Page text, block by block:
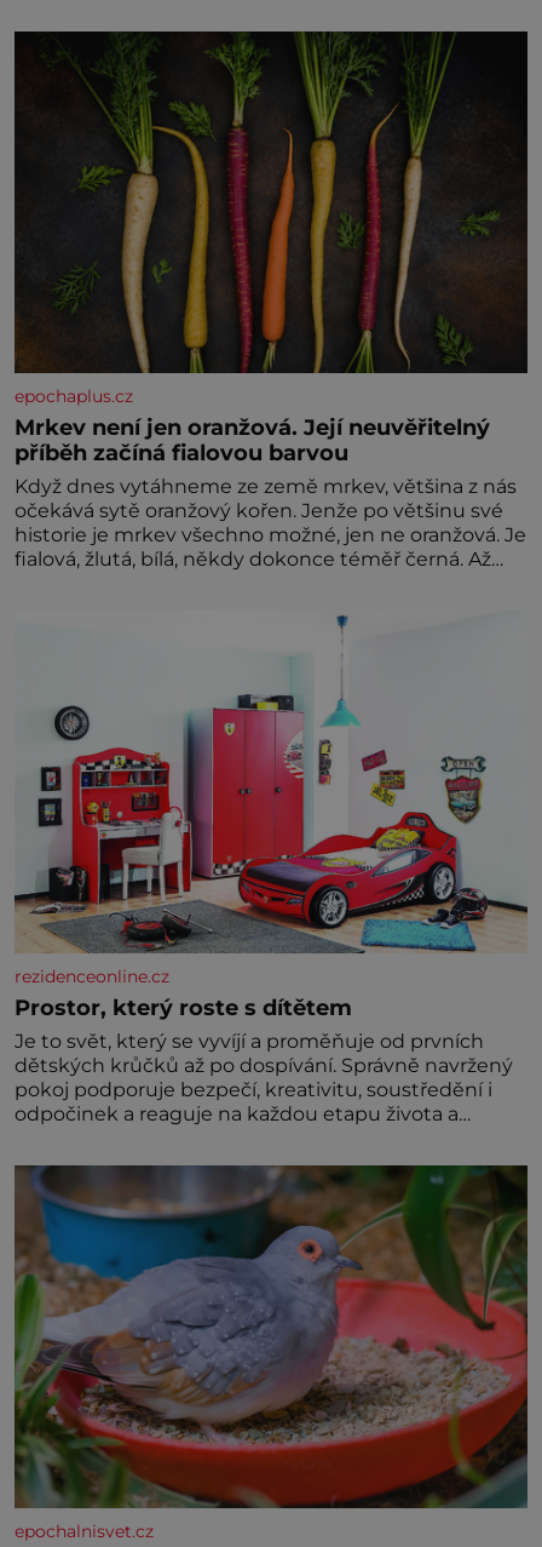
zaopatřený mladý muž. Manželství nám oběma moc
nesvědčilo, brzy jsme zjistili, že
epochaplus.cz
Mrkev není jen oranžová. Její neuvěřitelný
příběh začíná fialovou barvou
Když dnes vytáhneme ze země mrkev, většina z nás
očekává sytě oranžový kořen. Jenže po většinu své
historie je mrkev všechno možné, jen ne oranžová. Je
fialová, žlutá, bílá, někdy dokonce téměř černá. Až
nedokážeme představit. Její příběh je
rezidenceonline.cz
Prostor, který roste s dítětem
Je to svět, který se vyvíjí a proměňuje od prvních
dětských krůčků až po dospívání. Správně navržený
pokoj podporuje bezpečí, kreativitu, soustředění i
odpočinek a reaguje na každou etapu života a
jednoduchost, měkkost a bezpečí, proto by pokoj
miminka měl působit především klidně a útulně.
Předškolní věk je
epochalnisvet.cz